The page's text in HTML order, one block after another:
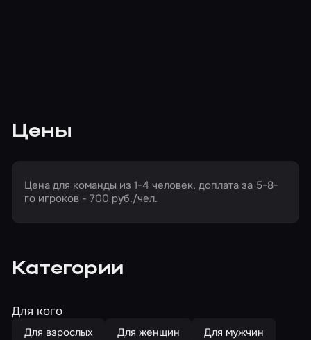
Цены
Цена для команды из 1-4 человек, доплата за 5-8-
го игроков - 700 руб./чел.
Категории
Для кого
Для взрослых Для женщин
Для мужчин